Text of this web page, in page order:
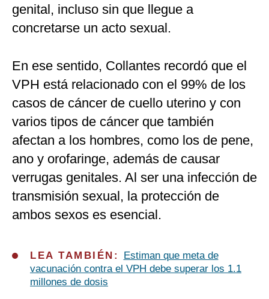
genital, incluso sin que llegue a
concretarse un acto sexual.
En ese sentido, Collantes recordó que el
VPH está relacionado con el 99% de los
casos de cáncer de cuello uterino y con
varios tipos de cáncer que también
afectan a los hombres, como los de pene,
ano y orofaringe, además de causar
verrugas genitales. Al ser una infección de
transmisión sexual, la protección de
ambos sexos es esencial.
LEA TAMBIÉN:
Estiman que meta de
vacunación contra el VPH debe superar los 1.1
millones de dosis